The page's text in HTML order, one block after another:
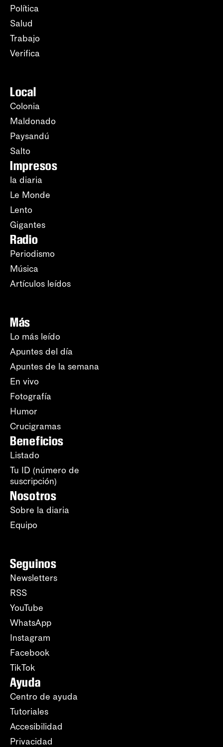
Política
Salud
Trabajo
Verifica
Local
Colonia
Maldonado
Paysandú
Salto
Impresos
la diaria
Le Monde
Lento
Gigantes
Radio
Periodismo
Música
Artículos leídos
Más
Lo más leído
Apuntes del día
Apuntes de la semana
En vivo
Fotografía
Humor
Crucigramas
Beneficios
Listado
Tu ID (número de
suscripción)
Nosotros
Sobre la diaria
Equipo
Seguinos
Newsletters
RSS
YouTube
WhatsApp
Instagram
Facebook
TikTok
Ayuda
Centro de ayuda
Tutoriales
Accesibilidad
Privacidad